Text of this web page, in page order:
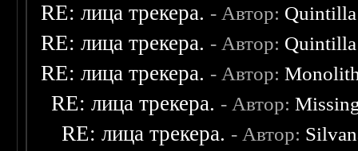
RE: лица трекера. - Автор: Quintilla
RE: лица трекера. - Автор: Quintilla
RE: лица трекера. - Автор:
RE: лица трекера. - Автор:
RE: лица трекера. - Автор: